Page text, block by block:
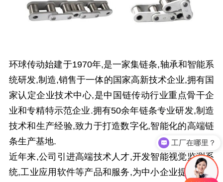
环球传动始建于1970年,是一家集链条,轴承和智能系
统研发,制造,销售于一体的国家高新技术企业,拥有国
家认定企业技术中心,是中国链传动行业重点骨干企
业和专精特示范企业.拥有50余年链条专业研发,制造
技术和生产经验,致力于打造数字化,智能化的高端链
条生产基地.
近年来,公司引进高端技术人才,开发智能视觉监测系
统,工业应用软件等产品和服务,为中小企业提供智能
工厂在哪里？